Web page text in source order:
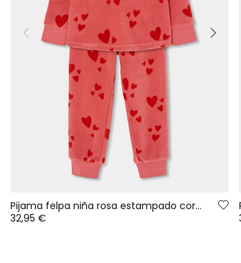
Pijama felpa niña rosa estampado corazones rojos
32,95 €